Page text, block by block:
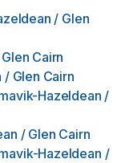
/ Glen
Cairn
Glen Cairn
Hazeldean /
/ Glen Cairn
Hazeldean /